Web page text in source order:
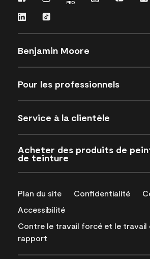
Benjamin Moore
Pour les professionnels
Service à la clientèle
Acheter des produits de
de teinture
Plan du site Confidentialité
Accessibilité
Contre le travail forcé et le travail
rapport